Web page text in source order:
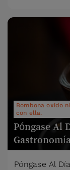
Bombona oxido
con ella.
Póngase Al
Póngase Al